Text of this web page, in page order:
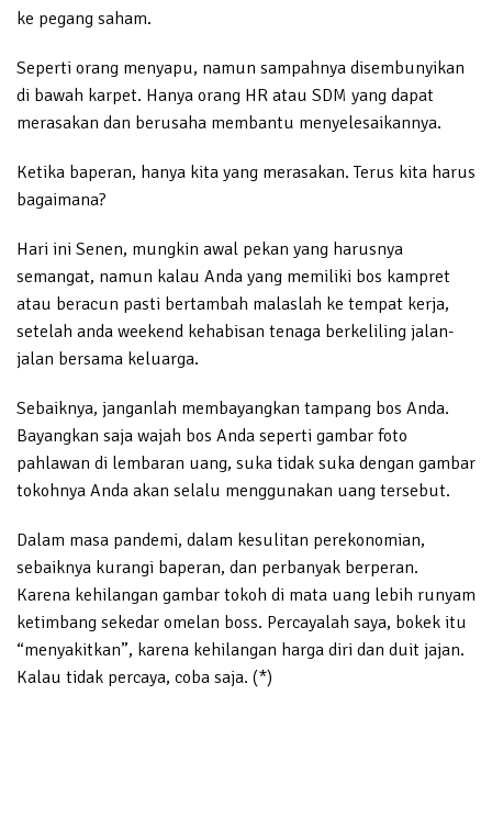
ke pegang saham.
Seperti orang menyapu, namun sampahnya disembunyikan
di bawah karpet. Hanya orang HR atau SDM yang dapat
merasakan dan berusaha membantu menyelesaikannya.
Ketika baperan, hanya kita yang merasakan. Terus kita harus
bagaimana?
Hari ini Senen, mungkin awal pekan yang harusnya
semangat, namun kalau Anda yang memiliki bos kampret
atau beracun pasti bertambah malaslah ke tempat kerja,
setelah anda weekend kehabisan tenaga berkeliling jalan-
jalan bersama keluarga.
Sebaiknya, janganlah membayangkan tampang bos Anda.
Bayangkan saja wajah bos Anda seperti gambar foto
pahlawan di lembaran uang, suka tidak suka dengan gambar
tokohnya Anda akan selalu menggunakan uang tersebut.
Dalam masa pandemi, dalam kesulitan perekonomian,
sebaiknya kurangi baperan, dan perbanyak berperan.
Karena kehilangan gambar tokoh di mata uang lebih runyam
ketimbang sekedar omelan boss. Percayalah saya, bokek itu
“menyakitkan”, karena kehilangan harga diri dan duit jajan.
Kalau tidak percaya, coba saja. (*)